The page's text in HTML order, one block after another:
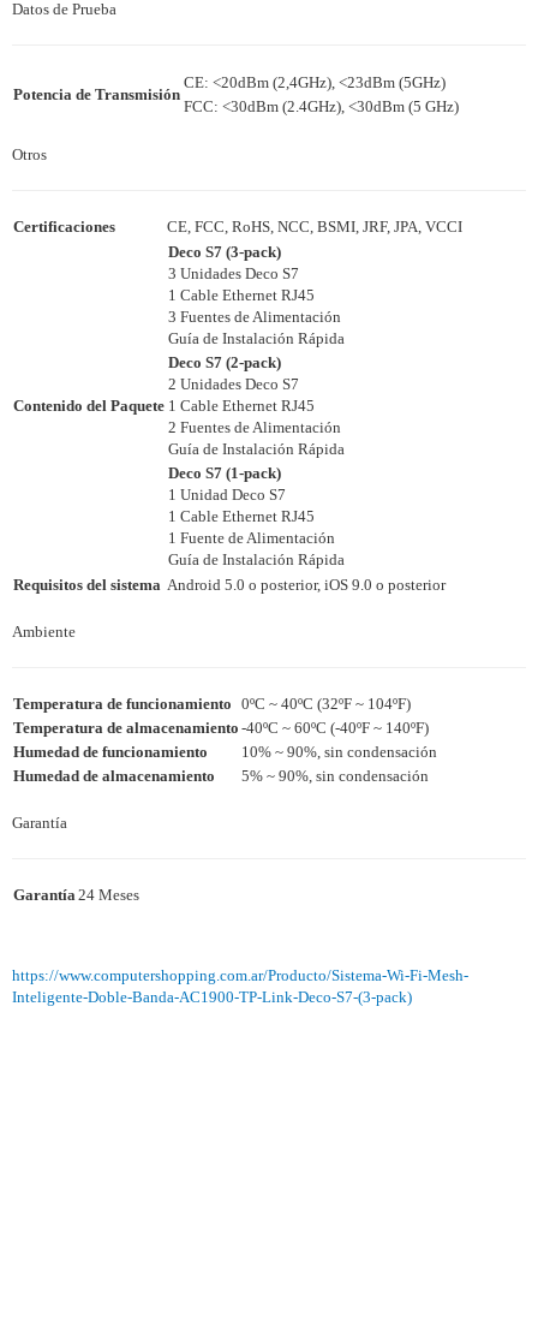
Datos de Prueba
Potencia de Transmisión
CE: <20dBm (2,4GHz), <23dBm (5GHz)
FCC: <30dBm (2.4GHz), <30dBm (5 GHz)
Otros
Certificaciones CE, FCC, RoHS, NCC, BSMI, JRF, JPA, VCCI
Contenido del Paquete
Deco S7 (3-pack)
3 Unidades Deco S7
1 Cable Ethernet RJ45
3 Fuentes de Alimentación
Guía de Instalación Rápida
Deco S7 (2-pack)
2 Unidades Deco S7
1 Cable Ethernet RJ45
2 Fuentes de Alimentación
Guía de Instalación Rápida
Deco S7 (1-pack)
1 Unidad Deco S7
1 Cable Ethernet RJ45
1 Fuente de Alimentación
Guía de Instalación Rápida
Requisitos del sistema Android 5.0 o posterior, iOS 9.0 o posterior
Ambiente
Temperatura de funcionamiento 0ºC ~ 40ºC (32ºF ~ 104ºF)
Temperatura de almacenamiento -40ºC ~ 60ºC (-40ºF ~ 140ºF)
Humedad de funcionamiento
10% ~ 90%, sin condensación
Humedad de almacenamiento
5% ~ 90%, sin condensación
Garantía
Garantía 24 Meses
https://www.computershopping.com.ar/Producto/Sistema-Wi-Fi-Mesh-
Inteligente-Doble-Banda-AC1900-TP-Link-Deco-S7-(3-pack)